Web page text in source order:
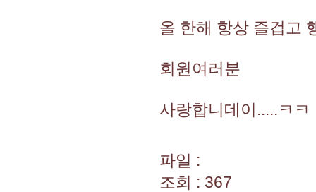
올 한해 항상 즐겁고
회원여러분
사랑합니데이.....ㅋㅋ
파일 :
조회 : 367